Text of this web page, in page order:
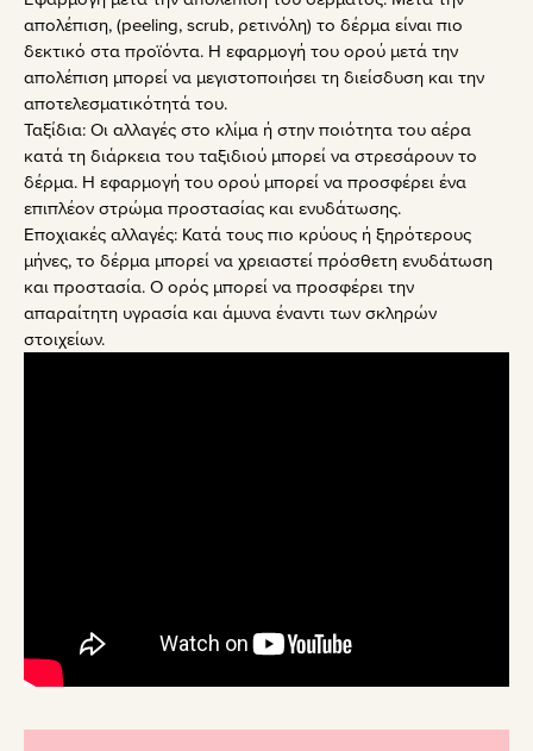
απολέπιση, (peeling, scrub, ρετινόλη) το δέρμα είναι πιο
δεκτικό στα προϊόντα. Η εφαρμογή του ορού μετά την
απολέπιση μπορεί να μεγιστοποιήσει τη διείσδυση και την
αποτελεσματικότητά του.
Ταξίδια: Οι αλλαγές στο κλίμα ή στην ποιότητα του αέρα
κατά τη διάρκεια του ταξιδιού μπορεί να στρεσάρουν το
δέρμα. Η εφαρμογή του ορού μπορεί να προσφέρει ένα
επιπλέον στρώμα προστασίας και ενυδάτωσης.
Εποχιακές αλλαγές: Κατά τους πιο κρύους ή ξηρότερους
μήνες, το δέρμα μπορεί να χρειαστεί πρόσθετη ενυδάτωση
και προστασία. Ο ορός μπορεί να προσφέρει την
απαραίτητη υγρασία και άμυνα έναντι των σκληρών
στοιχείων.